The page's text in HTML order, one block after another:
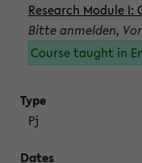
Research Module I:
Bitte anmelden,
Course taught in
Pj